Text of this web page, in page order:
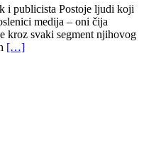
i publicista Postoje ljudi koji
medija – oni čija
kroz svaki segment njihovog
[…]